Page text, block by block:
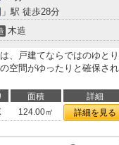
」駅 徒歩28分
木造
、戸建てならではのゆとり
空間がゆったりと確保さ
面積 詳細
124.00㎡ 詳細を見る